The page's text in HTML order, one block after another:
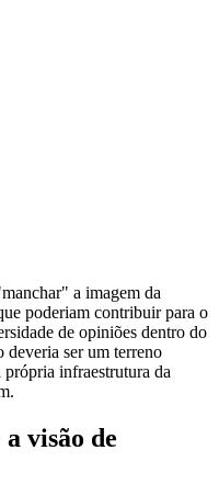
a imagem da
poderiam contribuir para o
de opiniões dentro do
deveria ser um terreno
infraestrutura da
visão de